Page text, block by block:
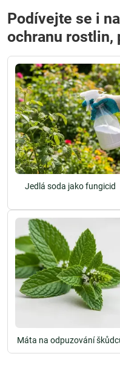
Podívejte se i
ochranu rostlin,
Jedlá soda jako fungicid
Máta na odpuzování